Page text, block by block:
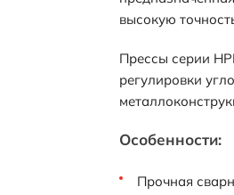
высокую
Прессы серии
регулировки
Особенности:
Прочная